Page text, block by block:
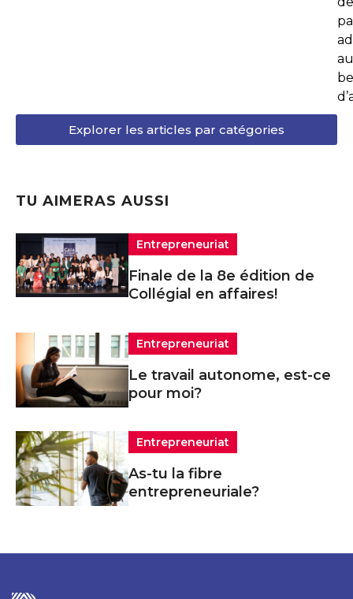
Explorer les articles par catégories
TU AIMERAS AUSSI
Entrepreneuriat
Finale de la 8e édition de
Collégial en affaires!
Entrepreneuriat
Le travail autonome, est-ce
pour moi?
Entrepreneuriat
As-tu la fibre
entrepreneuriale?